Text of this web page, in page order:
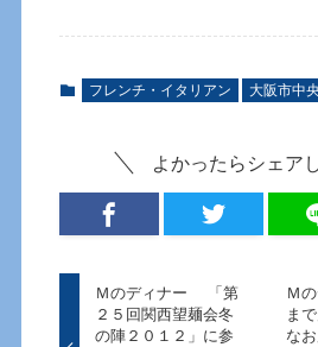
フレンチ・イタリアン 大阪市中
よかったらシェア
Ｍのディナー 「第
２５回関西望麺会冬
の陣２０１２」に参
Ｍ
ま
な